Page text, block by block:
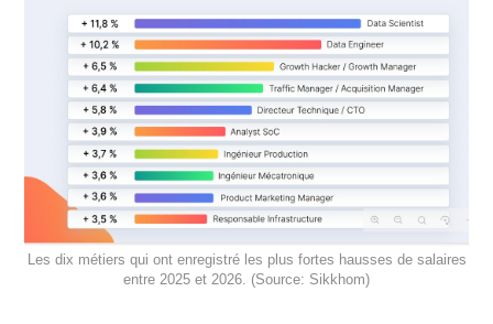
Les dix métiers qui ont enregistré les plus fortes hausses de salaires
entre 2025 et 2026. (Source: Sikkhom)